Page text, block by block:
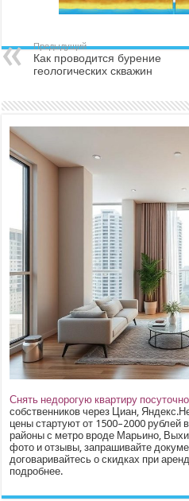
Предыдущий
Как проводится бурение
геологических скважин
Снять недорогую квартиру
собственников через Циан,
цены стартуют от 1500–2000 рублей
районы с метро вроде Марьино,
фото и отзывы, запрашивайте
договаривайтесь о скидках при
подробнее.